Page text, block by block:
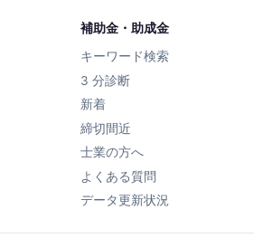
補助金・助成金
キーワード検索
3 分診断
新着
締切間近
士業の方へ
よくある質問
データ更新状況